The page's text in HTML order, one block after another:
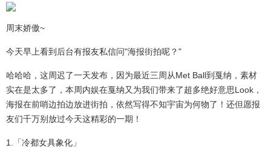
周末娇傲~
今天早上看到后台有报友私信问"海报街拍呢？"
哈哈哈，这周迟了一天发布，因为最近三周从Met Ball到戛纳，素材
实在是太多了，本周内娱在戛纳又为我们带来了超多绝好意思Look，
海报在前哨边拍边放进街拍，依然写得不知宇宙为何物了！还但愿报
友们千万别放过今天这精彩的一期！
1.「冷都女具象化」